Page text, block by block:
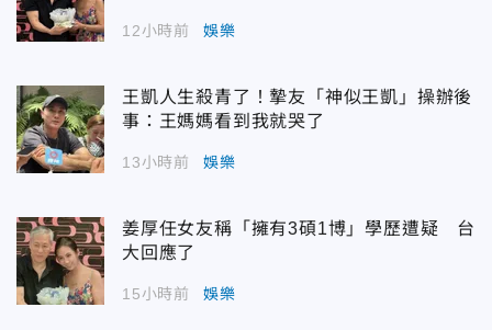
12小時前 娛樂
王凱人生殺青了！摯友「神似王凱」操辦後
事：王媽媽看到我就哭了
13小時前 娛樂
姜厚任女友稱「擁有3碩1博」學歷遭疑 台
大回應了
15小時前 娛樂